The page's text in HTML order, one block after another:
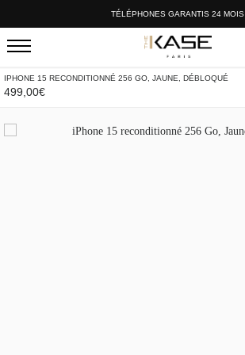
TÉLÉPHONES GARANTIS 24 MOIS
IPHONE 15 RECONDITIONNÉ 256 GO, JAUNE, DÉBLOQUÉ
499,00€